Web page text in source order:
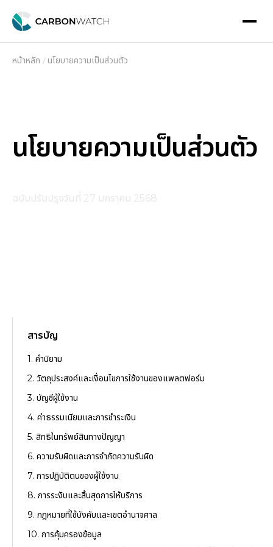
หน้าหลัก นโยบายความเป็นส่วนตัว
นโยบายความเป็นส่วนตัว
ฉบับปรับปรุงวันที่ 27 มกราคม 2568
สารบัญ
1. คำนิยาม
2. วัตถุประสงค์และเงื่อนไขการใช้งานของแพลตฟอร์ม
3. บัญชีผู้ใช้งาน
4. ค่าธรรมเนียมและการชำระเงิน
5. สิทธิในทรัพย์สินทางปัญญา
6. ความรับผิดและการจำกัดความรับผิด
7. การปฏิบัติตนของผู้ใช้งาน
8. การระงับและสิ้นสุดการให้บริการ
9. กฎหมายที่ใช้บังคับและเขตอำนาจศาล
10. การคุ้มครองข้อมูล